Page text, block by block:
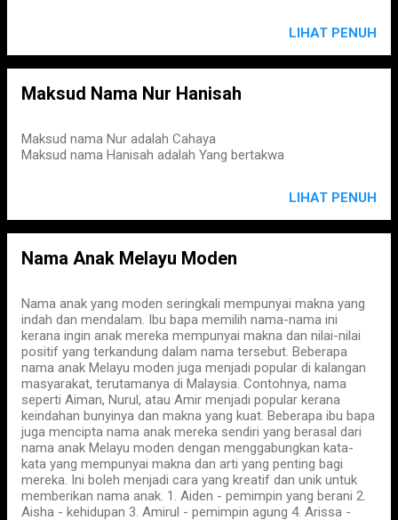
LIHAT PENUH
Maksud Nama Nur Hanisah
Maksud nama Nur adalah Cahaya
Maksud nama Hanisah adalah Yang bertakwa
LIHAT PENUH
Nama Anak Melayu Moden
Nama anak yang moden seringkali mempunyai makna yang
indah dan mendalam. Ibu bapa memilih nama-nama ini
kerana ingin anak mereka mempunyai makna dan nilai-nilai
positif yang terkandung dalam nama tersebut. Beberapa
nama anak Melayu moden juga menjadi popular di kalangan
masyarakat, terutamanya di Malaysia. Contohnya, nama
seperti Aiman, Nurul, atau Amir menjadi popular kerana
keindahan bunyinya dan makna yang kuat. Beberapa ibu bapa
juga mencipta nama anak mereka sendiri yang berasal dari
nama anak Melayu moden dengan menggabungkan kata-
kata yang mempunyai makna dan arti yang penting bagi
mereka. Ini boleh menjadi cara yang kreatif dan unik untuk
memberikan nama anak. 1. Aiden - pemimpin yang berani 2.
Aisha - kehidupan 3. Amirul - pemimpin agung 4. Arissa -